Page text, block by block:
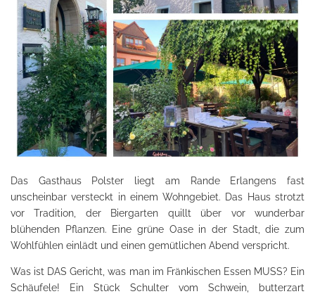
Das Gasthaus Polster liegt am Rande Erlangens fast
unscheinbar versteckt in einem Wohngebiet. Das Haus strotzt
vor Tradition, der Biergarten quillt über vor wunderbar
blühenden Pflanzen. Eine grüne Oase in der Stadt, die zum
Wohlfühlen einlädt und einen gemütlichen Abend verspricht.
Was ist DAS Gericht, was man im Fränkischen Essen MUSS? Ein
Schäufele! Ein Stück Schulter vom Schwein, butterzart